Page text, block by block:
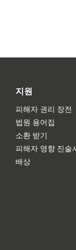
지원
피해자 권리 장전
법원 용어집
소환 받기
피해자 영향 진술
배상